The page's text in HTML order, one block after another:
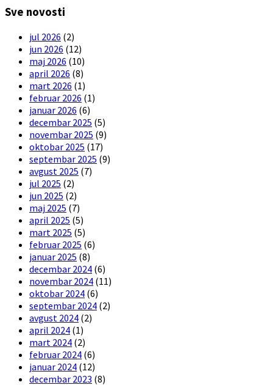
Sve novosti
jul 2026 (2)
jun 2026 (12)
maj 2026 (10)
april 2026 (8)
mart 2026 (1)
februar 2026 (1)
januar 2026 (6)
decembar 2025 (5)
novembar 2025 (9)
oktobar 2025 (17)
septembar 2025 (9)
avgust 2025 (7)
jul 2025 (2)
jun 2025 (2)
maj 2025 (7)
april 2025 (5)
mart 2025 (5)
februar 2025 (6)
januar 2025 (8)
decembar 2024 (6)
novembar 2024 (11)
oktobar 2024 (6)
septembar 2024 (2)
avgust 2024 (2)
april 2024 (1)
mart 2024 (2)
februar 2024 (6)
januar 2024 (12)
decembar 2023 (8)